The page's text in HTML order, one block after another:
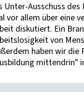
Unter-Ausschuss
vor allem über eine
diskutiert. Ein
von
haben wir die
mittendrin"